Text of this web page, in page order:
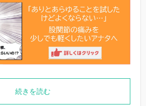
続きを読む